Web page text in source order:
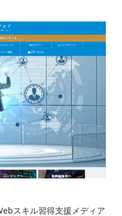
スキル習得支援メディア